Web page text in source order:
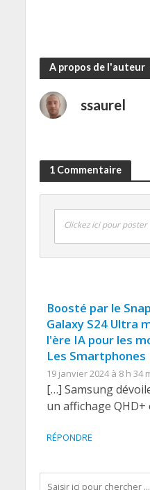
A propos de l'auteur
ssaurel
1 Commentaire
Clickez ici pour
Boosté par le
Galaxy S24 Ultra
l'ère IA pour les
Les Smartphones
19 janvier 2024 à 8 h 34
[…] Samsung
un affichage QHD+
RÉPONDRE